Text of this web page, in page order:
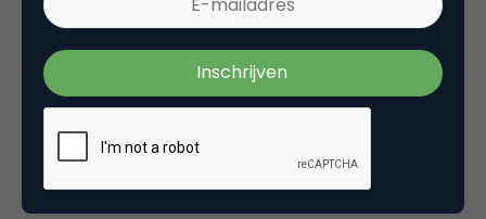
humaniseren in plaats van de werknemers
robotiseren en vooral leren van elke interactie en
conversatie die je hebt met de klant.